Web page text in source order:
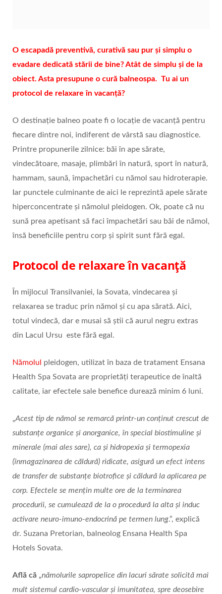
O escapadă preventivă, curativă sau pur și simplu o
evadare dedicată stării de bine? Atât de simplu și de la
obiect. Asta presupune o cură balneospa. Tu ai un
protocol de relaxare în vacanță?
O destinație balneo poate fi o locație de vacanță pentru
fiecare dintre noi, indiferent de vârstă sau diagnostice.
Printre propunerile zilnice: băi în ape sărate,
vindecătoare, masaje, plimbări în natură, sport în natură,
hammam, saună, împachetări cu nămol sau hidroterapie.
Iar punctele culminante de aici le reprezintă apele sărate
hiperconcentrate și nămolul pleidogen. Ok, poate că nu
sună prea apetisant să faci împachetări sau băi de nămol,
însă beneficiile pentru corp și spirit sunt fără egal.
Protocol de relaxare în vacanță
În mijlocul Transilvaniei, la Sovata, vindecarea și
relaxarea se traduc prin nămol și cu apa sărată. Aici,
totul vindecă, dar e musai să știi că aurul negru extras
din Lacul Ursu este fără egal.
Nămolul
pleidogen, utilizat în baza de tratament Ensana
Health Spa Sovata are proprietăți terapeutice de înaltă
calitate, iar efectele sale benefice durează minim 6 luni.
„Acest tip de nămol se remarcă printr-un conținut crescut de
substanțe organice și anorganice, în special biostimuline și
minerale (mai ales sare), ca și hidropexia și termopexia
(înmagazinarea de căldură) ridicate, asigură un efect intens
de transfer de substanțe biotrofice și căldură la aplicarea pe
corp. Efectele se mențin multe ore de la terminarea
procedurii, se cumulează de la o procedură la alta și induc
activare neuro-imuno-endocrină pe termen lung.”, explică
dr. Suzana Pretorian, balneolog Ensana Health Spa
Hotels Sovata.
Află că „nămolurile sapropelice din lacuri sărate solicită mai
mult sistemul cardio-vascular și imunitatea, spre deosebire